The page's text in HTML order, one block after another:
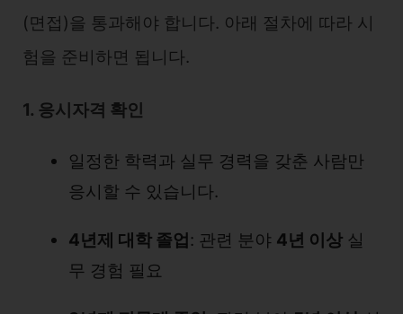
(면접)을 통과해야 합니다. 아래 절차에 따라 시
험을 준비하면 됩니다.
1. 응시자격 확인
일정한 학력과 실무 경력을 갖춘 사람만
응시할 수 있습니다.
4년제 대학 졸업: 관련 분야 4년 이상 실
무 경험 필요